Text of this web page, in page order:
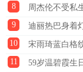
8
周杰伦不受私
9
迪丽热巴身着
10
宋雨琦蓝白格
11
59岁温碧霞生